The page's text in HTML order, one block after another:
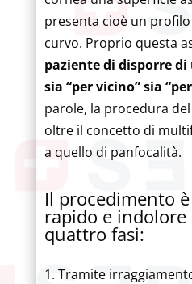
presenta cioè un
curvo. Proprio questa
paziente di disporre di
sia “per vicino” sia
parole, la procedura
oltre il concetto di
a quello di panfocalità.
Il procedimento
rapido e
quattro fasi:
Tramite